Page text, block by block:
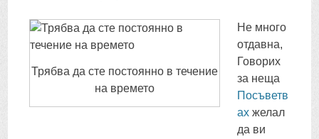
CONTENT
Трябва да сте постоянно в течение
на времето
Не много
отдавна,
Говорих
за неща
Посъветв
ахжелал
да ви